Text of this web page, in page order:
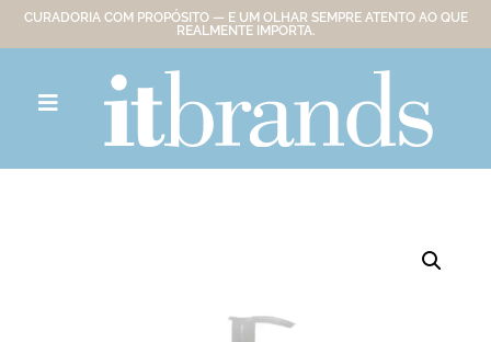
CURADORIA COM PROPÓSITO — E UM OLHAR SEMPRE ATENTO AO QUE
REALMENTE IMPORTA.